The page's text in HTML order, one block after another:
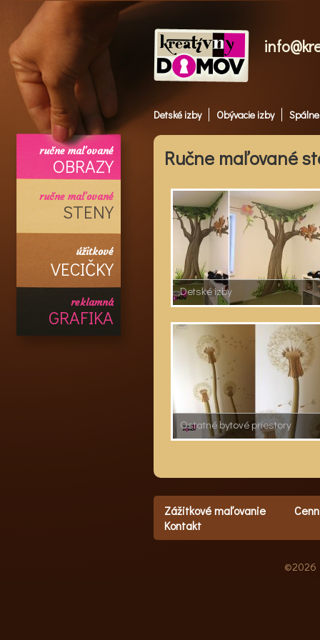
ručne maľované
OBRAZY
ručne maľované
STENY
úžitkové
VECIČKY
reklamná
GRAFIKA
Detské izby Obývacie izby Spálne
Ručne maľované
Detské izby
Ostatné bytové priestory
Zážitkové maľovanie
Kontakt
©2026